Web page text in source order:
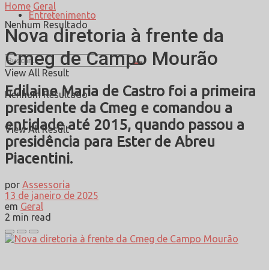
Entretenimento
Nenhum Resultado
View All Result
Nenhum Resultado
View All Result
Home Geral
Nova diretoria à frente da
Cmeg de Campo Mourão
Edilaine Maria de Castro foi a primeira
presidente da Cmeg e comandou a
entidade até 2015, quando passou a
presidência para Ester de Abreu
Piacentini.
por Assessoria
13 de janeiro de 2025
em Geral
2 min read